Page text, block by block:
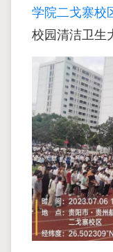
学院二戈寨校
校园清洁卫生